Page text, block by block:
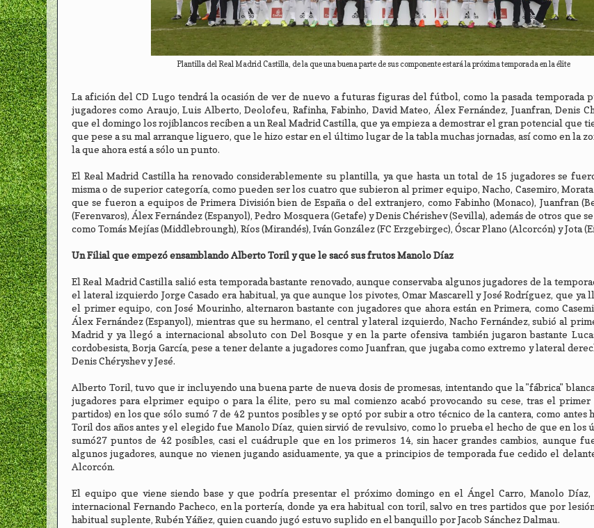
Plantilla del Real Madrid Castilla, de la que una buena parte de sus componente estará la próxima temporada en la élite
La afición del CD Lugo tendrá la ocasión de ver de nuevo a futuras figuras del fútbol, como la pasada temporada
jugadores como Araujo, Luis Alberto, Deolofeu, Rafinha, Fabinho, David Mateo, Álex Fernández, Juanfran, Denis
que el domingo los rojiblancos reciben a un Real Madrid Castilla, que ya empieza a demostrar el gran potencial que
que pese a su mal arranque liguero, que le hizo estar en el último lugar de la tabla muchas jornadas, así como en la
la que ahora está a sólo un punto.
El Real Madrid Castilla ha renovado considerablemente su plantilla, ya que hasta un total de 15 jugadores se
misma o de superior categoría, como pueden ser los cuatro que subieron al primer equipo, Nacho, Casemiro, Morata
que se fueron a equipos de Primera División bien de España o del extranjero, como Fabinho (Monaco), Juanfran
(Ferenvaros), Álex Fernández (Espanyol), Pedro Mosquera (Getafe) y Denis Chérishev (Sevilla), además de otros que
como Tomás Mejías (Middlebroungh), Ríos (Mirandés), Iván González (FC Erzgebirgec), Óscar Plano (Alcorcón) y Jota
Un Filial que empezó ensamblando Alberto Toril y que le sacó sus frutos Manolo Díaz
El Real Madrid Castilla salió esta temporada bastante renovado, aunque conservaba algunos jugadores de la
el lateral izquierdo Jorge Casado era habitual, ya que aunque los pivotes, Omar Mascarell y José Rodríguez, que ya
el primer equipo, con José Mourinho, alternaron bastante con jugadores que ahora están en Primera, como
Álex Fernández (Espanyol), mientras que su hermano, el central y lateral izquierdo, Nacho Fernández, subió al
Madrid y ya llegó a internacional absoluto con Del Bosque y en la parte ofensiva también jugaron bastante
cordobesista, Borja García, pese a tener delante a jugadores como Juanfran, que jugaba como extremo y lateral
Denis Chéryshev y Jesé.
Alberto Toril, tuvo que ir incluyendo una buena parte de nueva dosis de promesas, intentando que la "fábrica"
jugadores para elprimer equipo o para la élite, pero su mal comienzo acabó provocando su cese, tras el
partidos) en los que sólo sumó 7 de 42 puntos posibles y se optó por subir a otro técnico de la cantera, como antes
Toril dos años antes y el elegido fue Manolo Díaz, quien sirvió de revulsivo, como lo prueba el hecho de que en los
sumó27 puntos de 42 posibles, casi el cuádruple que en los primeros 14, sin hacer grandes cambios, aunque
algunos jugadores, aunque no vienen jugando asiduamente, ya que a principios de temporada fue cedido el
Alcorcón.
El equipo que viene siendo base y que podría presentar el próximo domingo en el Ángel Carro, Manolo
internacional Fernando Pacheco, en la portería, donde ya era habitual con toril, salvo en tres partidos que por
habitual suplente, Rubén Yáñez, quien cuando jugó estuvo suplido en el banquillo por Jacob Sánchez Dalmau.